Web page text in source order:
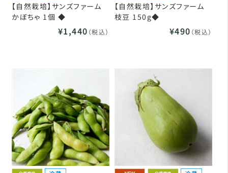
【自然栽培】サンズファーム
かぼちゃ 1個 ◆
¥1,440 （税込）
【自然栽培】サンズファーム
枝豆 150g◆
¥490 （税込）